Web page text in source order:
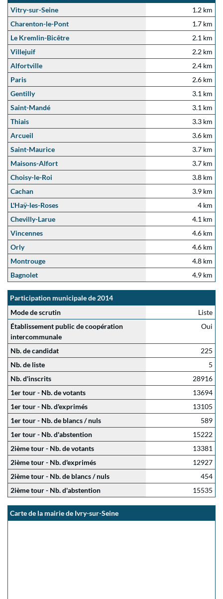
Vitry-sur-Seine
1.2 km
Charenton-le-Pont
1.7 km
Le Kremlin-Bicêtre
2.1 km
Villejuif
2.2 km
Alfortville
2.4 km
Paris
2.6 km
Gentilly
3.1 km
Saint-Mandé
3.1 km
Thiais
3.3 km
Arcueil
3.6 km
Saint-Maurice
3.7 km
Maisons-Alfort
3.7 km
Choisy-le-Roi
3.8 km
Cachan
3.9 km
L'Haÿ-les-Roses
4 km
Chevilly-Larue
4.1 km
Vincennes
4.6 km
Orly
4.6 km
Montrouge
4.8 km
Bagnolet
4.9 km
Participation municipale de 2014
Mode de scrutin
Liste
Établissement public de coopération
intercommunale
Oui
Nb. de candidat
225
Nb. de liste
5
Nb. d'inscrits
28916
1er tour - Nb. de votants
13694
1er tour - Nb. d'exprimés
13105
1er tour - Nb. de blancs / nuls
589
1er tour - Nb. d'abstention
15222
2ième tour - Nb. de votants
13381
2ième tour - Nb. d'exprimés
12927
2ième tour - Nb. de blancs / nuls
454
2ième tour - Nb. d'abstention
15535
Carte de la mairie de Ivry-sur-Seine